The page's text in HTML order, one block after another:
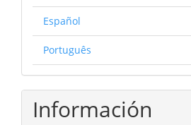
Español
Português
Información